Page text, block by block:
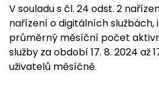
V souladu s čl. 24 odst. 2
nařízení o digitálních službách,
průměrný měsíční počet
služby za období 17. 8. 2024 až
uživatelů měsíčně.